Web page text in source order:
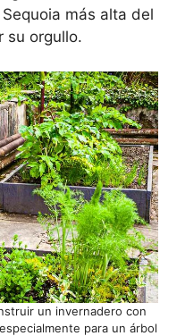
más alta del
su orgullo.
un invernadero con
para un árbol